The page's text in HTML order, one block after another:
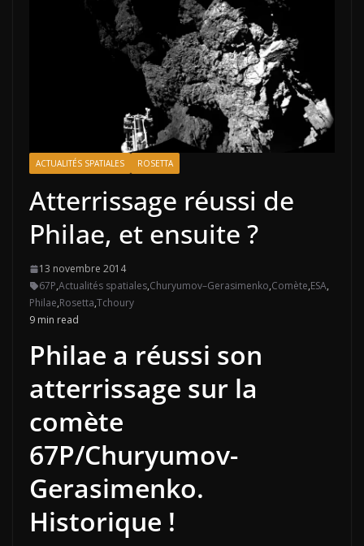
ACTUALITÉS SPATIALES ROSETTA
Atterrissage réussi de
Philae, et ensuite ?
13 novembre 2014
67P,Actualités spatiales,Churyumov–Gerasimenko,Comète,ESA,
Philae,Rosetta,Tchoury
9 min read
Philae a réussi son
atterrissage sur la
comète
67P/Churyumov-
Gerasimenko.
Historique !